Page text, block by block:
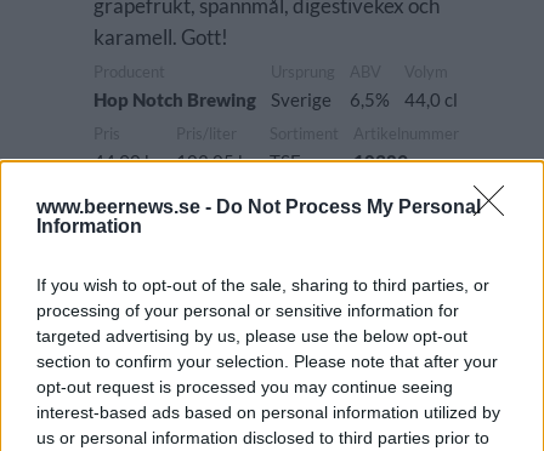
www.beernews.se - Do Not Process My Personal
Information
If you wish to opt-out of the sale, sharing to third parties, or
processing of your personal or sensitive information for
targeted advertising by us, please use the below opt-out
section to confirm your selection. Please note that after your
opt-out request is processed you may continue seeing
interest-based ads based on personal information utilized by
us or personal information disclosed to third parties prior to
grapefrukt, spannmål, digestivekex och
karamell. Gott!
Hop Notch Brewing Sverige 6,5% 44,0 cl
44,90 kr 102,05 kr TSE 10389
NEW ENGLAND IPA/HAZY IPA
Recension
Smaker av vanilj, guava, ananasjuice, apelsin
och sockerkaka. Ganska enkelt men godkänt.
Producent
BrewDog
Ursprung
Storbritannien
ABV
5,0%
Volym
44,0 cl